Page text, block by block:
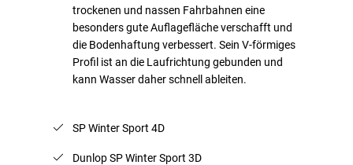
trockenen und nassen Fahrbahnen eine
besonders gute Auflagefläche verschafft und
die Bodenhaftung verbessert. Sein V-förmiges
Profil ist an die Laufrichtung gebunden und
kann Wasser daher schnell ableiten.
SP Winter Sport 4D
Dunlop SP Winter Sport 3D